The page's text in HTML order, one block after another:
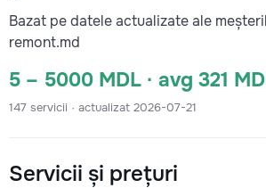
Bazat pe datele actualizate ale
remont.md
5 – 5000 MDL · avg 321
147 servicii · actualizat 2026-07-21
Servicii și prețuri